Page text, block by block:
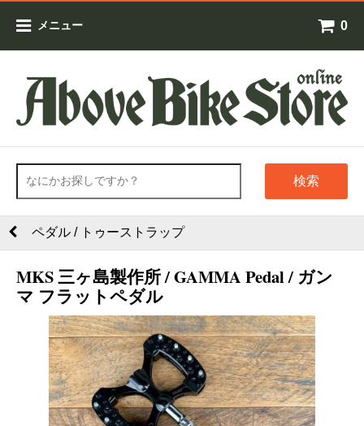
メニュー 0
検索
ペダル / トゥーストラップ
MKS 三ヶ島製作所 / GAMMA Pedal / ガン
マ フラットペダル